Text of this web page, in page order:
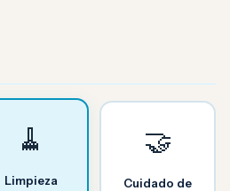
🧹
Limpieza
🤝
Cuidado de